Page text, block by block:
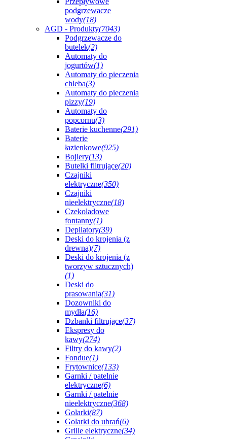
podgrzewacze
wody(18)
AGD - Produkty(7043)
Podgrzewacze do
butelek(2)
Automaty do
jogurtów(1)
Automaty do pieczenia
chleba(3)
Automaty do pieczenia
pizzy(19)
Automaty do
popcornu(3)
Baterie kuchenne(291)
Baterie
łazienkowe(925)
Bojlery(13)
Butelki filtrujące(20)
Czajniki
elektryczne(350)
Czajniki
nieelektryczne(18)
Czekoladowe
fontanny(1)
Depilatory(39)
Deski do krojenia (z
drewna)(7)
Deski do krojenia (z
tworzyw sztucznych)
(1)
Deski do
prasowania(31)
Dozowniki do
mydła(16)
Dzbanki filtrujące(37)
Ekspresy do
kawy(274)
Filtry do kawy(2)
Fondue(1)
Frytownice(133)
Garnki / patelnie
elektryczne(6)
Garnki / patelnie
nieelektryczne(368)
Golarki(87)
Golarki do ubrań(6)
Grille elektryczne(34)